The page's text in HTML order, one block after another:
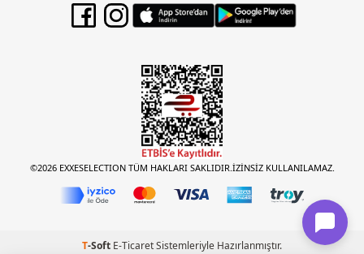
©2026 EXXESELECTION TÜM HAKLARI SAKLIDIR.İZİNSİZ KULLANILAMAZ.
T-Soft E-TicaretSistemleriyle Hazırlanmıştır.